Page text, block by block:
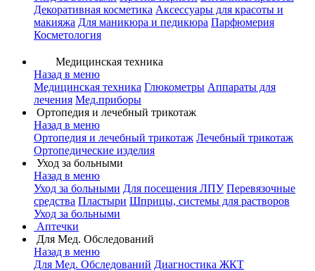
Декоративная косметика Аксессуары для красоты и
макияжа Для маникюра и педикюра Парфюмерия
Косметология
Медицинская техника
Назад в меню
Медицинская техника Глюкометры Аппараты для
лечения Мед.приборы
Ортопедия и лечебный трикотаж
Назад в меню
Ортопедия и лечебный трикотаж Лечебный трикотаж
Ортопедические изделия
Уход за больными
Назад в меню
Уход за больными Для посещения ЛПУ Перевязочные
средства Пластыри Шприцы, системы для растворов
Уход за больными
Аптечки
Для Мед. Обследований
Назад в меню
Для Мед. Обследований Диагностика ЖКТ